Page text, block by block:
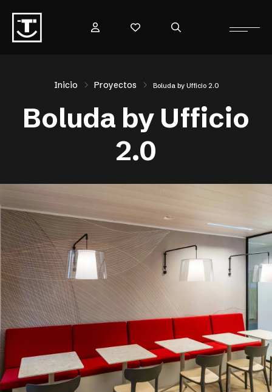
Inicio Proyectos Boluda by Ufficio 2.0
Boluda by Ufficio
2.0